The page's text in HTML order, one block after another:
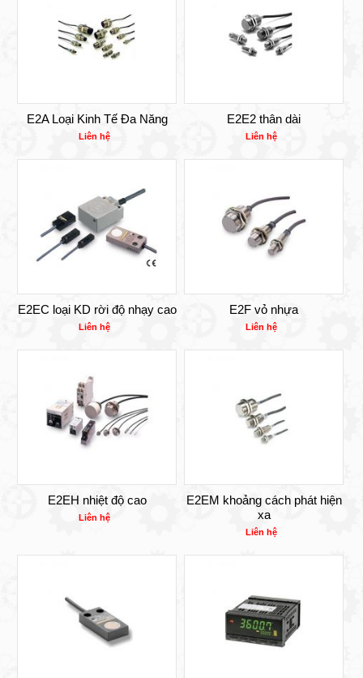
E2A Loại Kinh Tế Đa Năng
Liên hệ
E2E2 thân dài
Liên hệ
E2EC loại KD rời độ nhạy cao
Liên hệ
E2F vỏ nhựa
Liên hệ
E2EH nhiệt độ cao
Liên hệ
E2EM khoảng cách phát hiện
xa
Liên hệ